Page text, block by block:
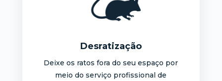
Desratização
Deixe os ratos fora do seu espaço por
meio do serviço profissional de